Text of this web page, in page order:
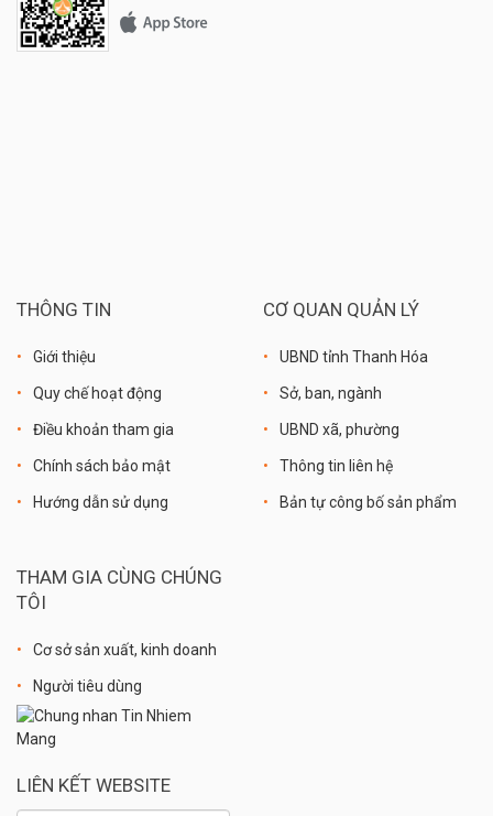
THÔNG TIN
Giới thiệu
Quy chế hoạt động
Điều khoản tham gia
Chính sách bảo mật
Hướng dẫn sử dụng
CƠ QUAN QUẢN LÝ
UBND tỉnh Thanh Hóa
Sở, ban, ngành
UBND xã, phường
Thông tin liên hệ
Bản tự công bố sản phẩm
THAM GIA CÙNG CHÚNG
TÔI
Cơ sở sản xuất, kinh doanh
Người tiêu dùng
LIÊN KẾT WEBSITE